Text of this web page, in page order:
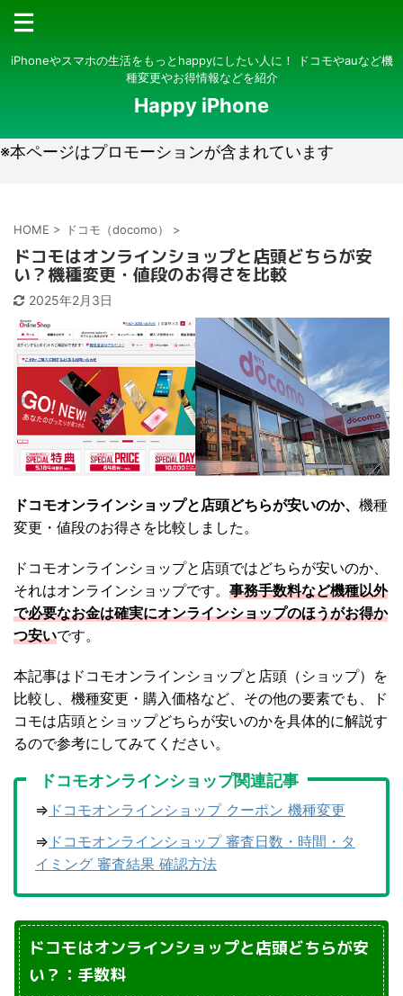
iPhoneやスマホの生活をもっとhappyにしたい人に！ ドコモやauなど機
種変更やお得情報などを紹介
Happy iPhone
※本ページはプロモーションが含まれています
HOME > ドコモ（docomo） >
ドコモはオンラインショップと店頭どちらが安
い？機種変更・値段のお得さを比較
2025年2月3日
ドコモオンラインショップと店頭どちらが安いのか、 機種
変更・値段のお得さを比較しました。
ドコモオンラインショップと店頭ではどちらが安いのか、
それはオンラインショップです。 事務手数料など機種以外
で必要なお金は確実にオンラインショップのほうがお得か
つ安いです。
本記事はドコモオンラインショップと店頭（ショップ）を
比較し、機種変更・購入価格など、その他の要素でも、ド
コモは店頭とショップどちらが安いのかを具体的に解説す
るので参考にしてみてください。
ドコモオンラインショップ関連記事
⇒ ドコモオンラインショップ クーポン 機種変更
⇒ ドコモオンラインショップ 審査日数・時間・タ
イミング 審査結果 確認方法
ドコモはオンラインショップと店頭どちらが安
い？：手数料